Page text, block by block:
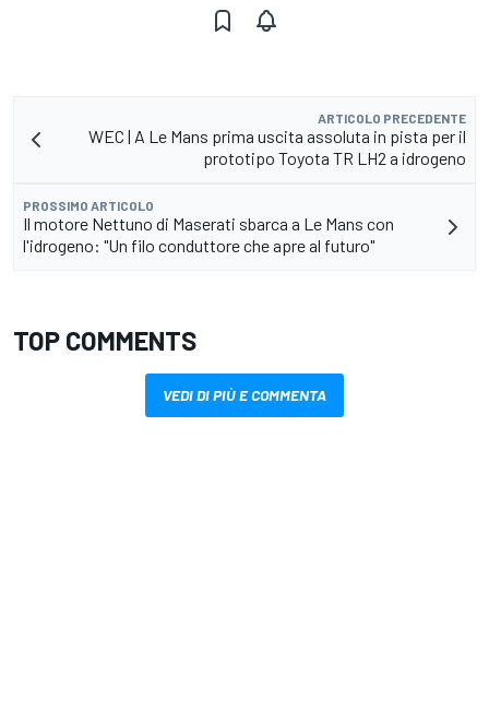
ARTICOLO PRECEDENTE
WEC | A Le Mans prima uscita assoluta in pista per il
prototipo Toyota TR LH2 a idrogeno
PROSSIMO ARTICOLO
Il motore Nettuno di Maserati sbarca a Le Mans con
l'idrogeno: "Un filo conduttore che apre al futuro"
TOP COMMENTS
VEDI DI PIÙ E COMMENTA